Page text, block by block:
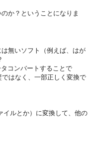
か？ということになりま
無いソフト（例えば、はが
コンバートすることで
はなく、一部正しく変換で
イルとか）に変換して、他の